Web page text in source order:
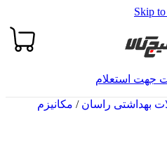
Skip
جهت استعلام
بهداشتی راسان/ مکانیزم